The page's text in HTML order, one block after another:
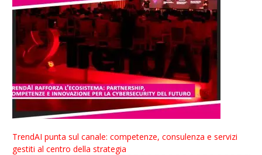
TrendAI punta sul canale: competenze, consulenza e servizi
gestiti al centro della strategia